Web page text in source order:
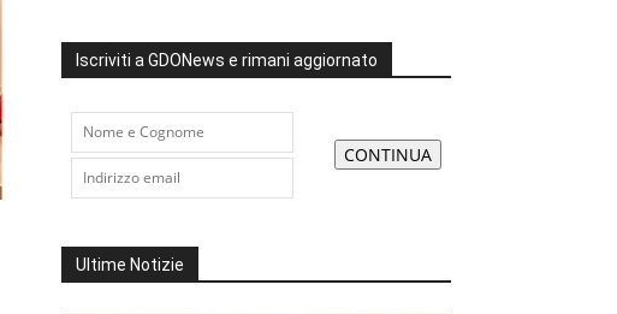
Iscriviti a GDONews e rimani aggiornato
Ultime Notizie